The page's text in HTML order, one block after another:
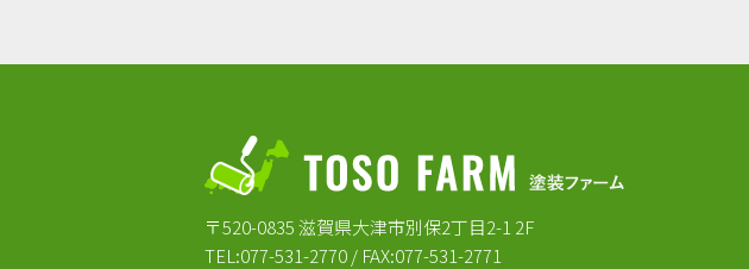
〒520-0835 滋賀県大津市別保2丁目2-1 2F
TEL:077-531-2770 / FAX:077-531-2771